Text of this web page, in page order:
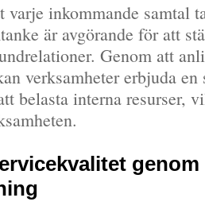
varje inkommande samtal
är avgörande för att
Genom att
verksamheter erbjuda en
belasta interna resurser,
genom